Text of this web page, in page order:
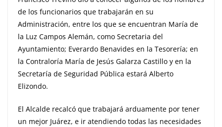
de los funcionarios que trabajarán en su
Administración, entre los que se encuentran María de
la Luz Campos Alemán, como Secretaria del
Ayuntamiento; Everardo Benavides en la Tesorería; en
la Contraloría María de Jesús Galarza Castillo y en la
Secretaría de Seguridad Pública estará Alberto
Elizondo.
El Alcalde recalcó que trabajará arduamente por tener
un mejor Juárez, e ir atendiendo todas las necesidades